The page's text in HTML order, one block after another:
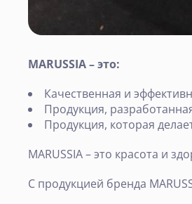
MARUSSIA – это:
Качественная и
Продукция,
Продукция, которая
MARUSSIA – это красота и
С продукцией бренда